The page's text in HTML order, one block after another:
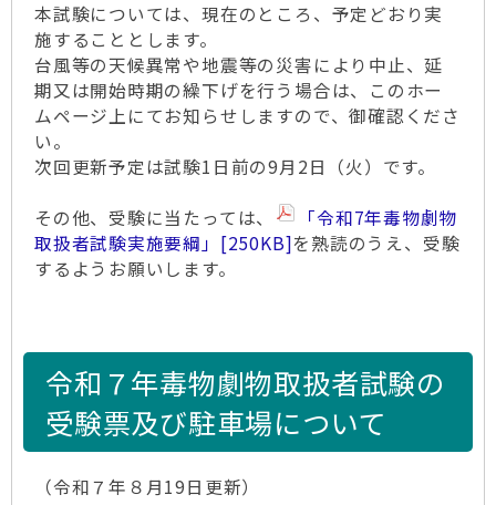
本試験については、現在のところ、予定どおり実
施することとします。
台風等の天候異常や地震等の災害により中止、延
期又は開始時期の繰下げを行う場合は、このホー
ムページ上にてお知らせしますので、御確認くださ
い。
次回更新予定は試験1日前の9月2日（火）です。
その他、受験に当たっては、
「令和7年毒物劇物
取扱者試験実施要綱」 [250KB]を熟読のうえ、受験
するようお願いします。
令和７年毒物劇物取扱者試験の
受験票及び駐車場について
（令和７年８月19日更新）